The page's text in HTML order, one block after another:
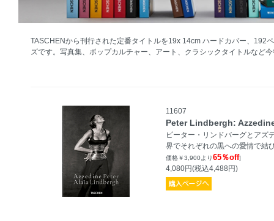
TASCHENから刊行された定番タイトルを19x 14cm ハードカバー、192
ズです。写真集、ポップカルチャー、アート、クラシックタイトルなど
11607
Peter Lindbergh:
ピーター・リンドバーグとアズ
界でそれぞれの黒への愛情で結
価格￥3,900より65％off]
4,080円(税込4,488円)